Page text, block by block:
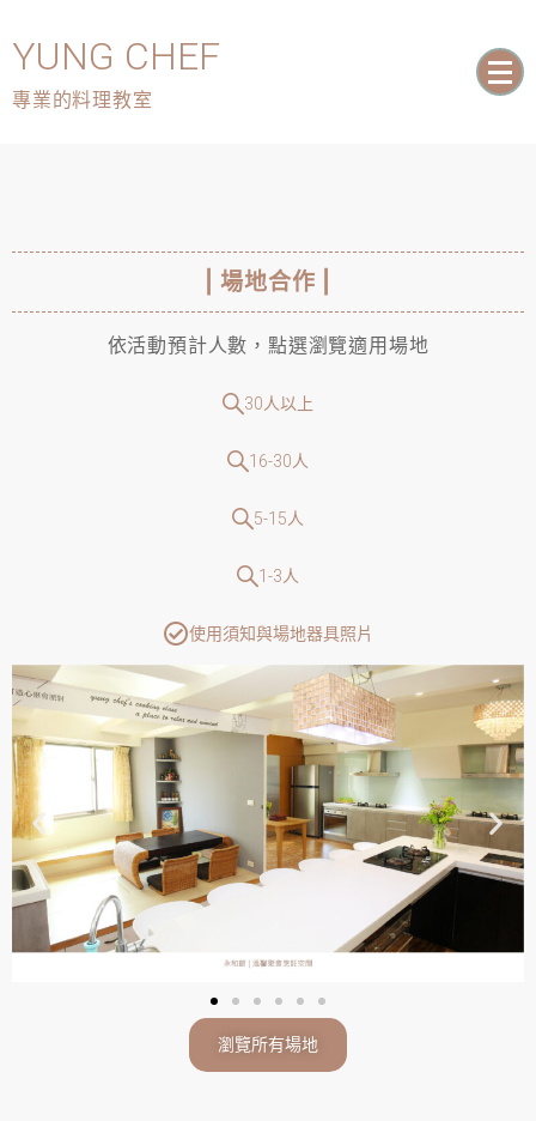
YUNG CHEF
專業的料理教室
| 場地合作 |
依活動預計人數，點選瀏覽適用場地
30人以上
16-30人
5-15人
1-3人
使用須知與場地器具照片
瀏覽所有場地